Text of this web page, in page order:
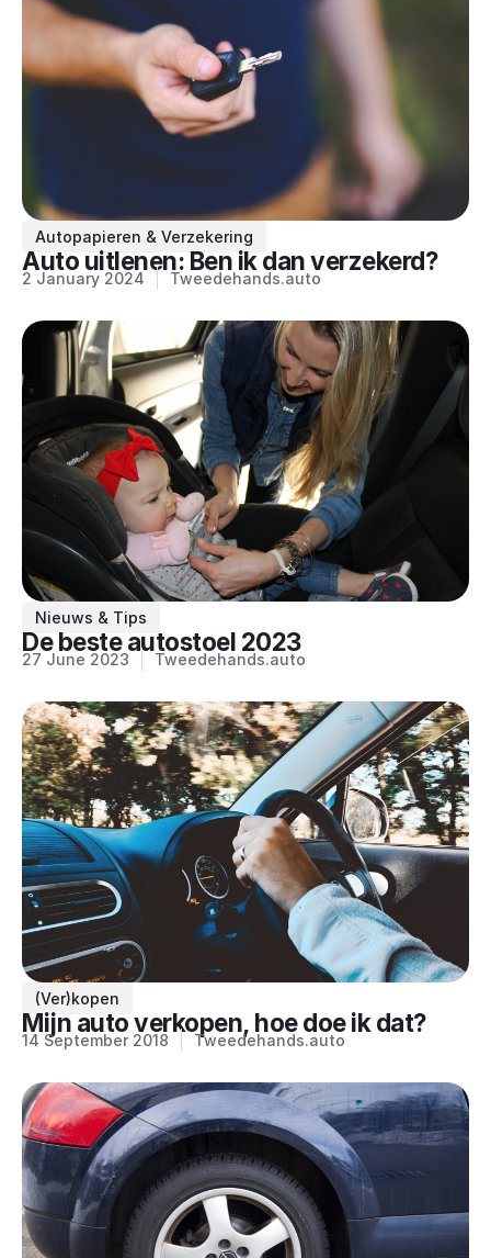
Autopapieren & Verzekering
Auto uitlenen: Ben ik dan verzekerd?
2 January 2024 Tweedehands.auto
Nieuws & Tips
De beste autostoel 2023
27 June 2023 Tweedehands.auto
(Ver)kopen
Mijn auto verkopen, hoe doe ik dat?
14 September 2018 Tweedehands.auto